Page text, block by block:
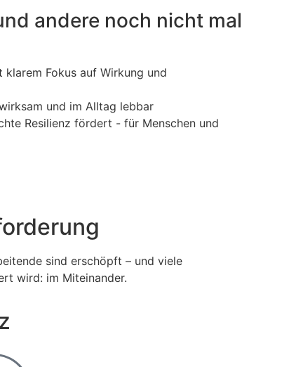
andere noch nicht mal
Fokus auf Wirkung und
und im Alltag lebbar
Resilienz fördert - für Menschen und
sind erschöpft – und viele
wird: im Miteinander.